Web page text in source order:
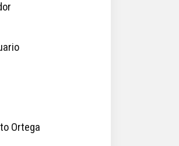
Ortega